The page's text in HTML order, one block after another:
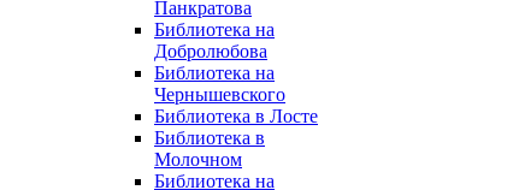
Панкратова
Библиотека на
Добролюбова
Библиотека на
Чернышевского
Библиотека в Лосте
Библиотека в
Молочном
Библиотека на